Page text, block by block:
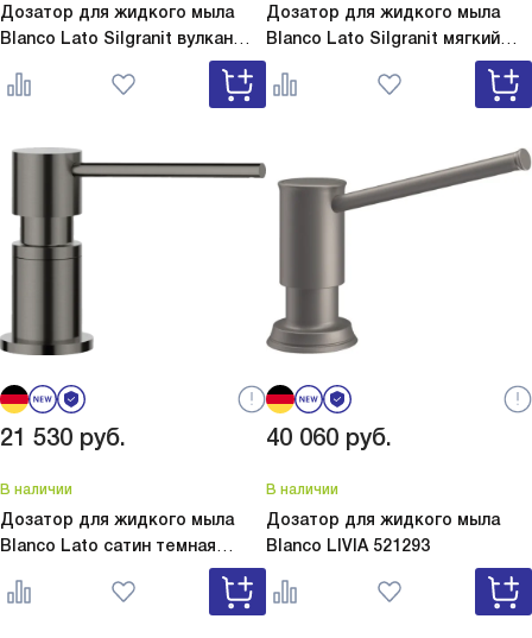
Дозатор для жидкого мыла
Blanco Lato Silgranit вулкан
Lato Silgranit вулкан
серый 526954
Дозатор для жидкого мыла
Blanco Lato Silgranit мягкий
Lato Silgranit мягкий
белый 526955
21 530 руб.
В наличии
Дозатор для жидкого мыла
Blanco Lato сатин темная
Lato сатин темная сталь
527743
40 060 руб.
В наличии
Дозатор для жидкого мыла
Blanco LIVIA 521293